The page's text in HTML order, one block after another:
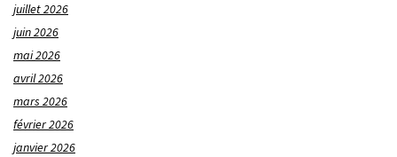
juillet 2026
juin 2026
mai 2026
avril 2026
mars 2026
février 2026
janvier 2026